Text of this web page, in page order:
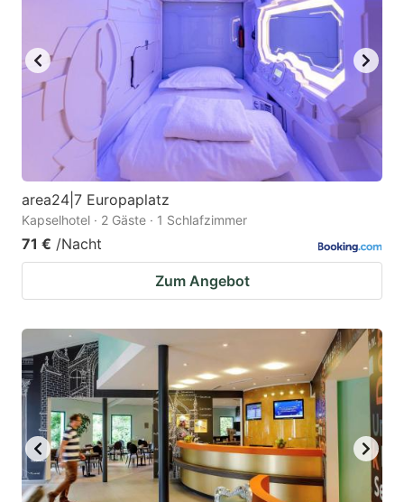
area24|7 Europaplatz
Kapselhotel · 2 Gäste · 1 Schlafzimmer
71 € /Nacht
Zum Angebot